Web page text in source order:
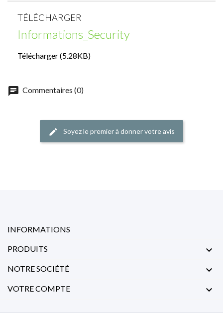
TÉLÉCHARGER
Informations_Security
Télécharger (5.28KB)
chat Commentaires (0)
edit Soyez le premier à donner votre avis
INFORMATIONS
PRODUITS 
NOTRE SOCIÉTÉ 
VOTRE COMPTE 